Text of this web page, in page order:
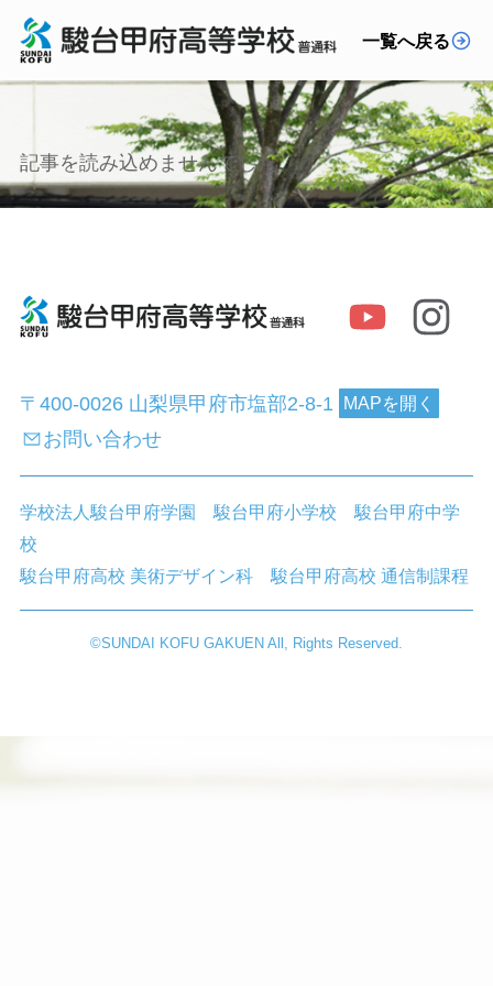
一覧へ戻る
記事を読み込めませんでした。
〒400-0026 山梨県甲府市塩部2-8-1 MAPを開く
お問い合わせ
学校法人駿台甲府学園 駿台甲府小学校
駿台甲府中学
校
駿台甲府高校 美術デザイン科
駿台甲府高校 通信制課程
©︎SUNDAI KOFU GAKUEN All, Rights Reserved.